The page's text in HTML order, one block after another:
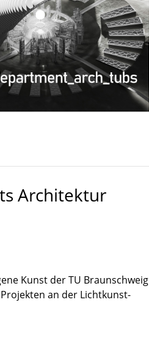
Architektur
Kunst der TU Braunschweig
an der Lichtkunst-